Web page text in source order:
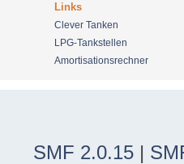
Links
Clever Tanken
LPG-Tankstellen
Amortisationsrechner
SMF 2.0.15 |